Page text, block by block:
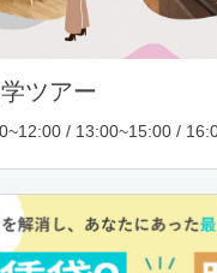
ツアー
/ 13:00~15:00 /